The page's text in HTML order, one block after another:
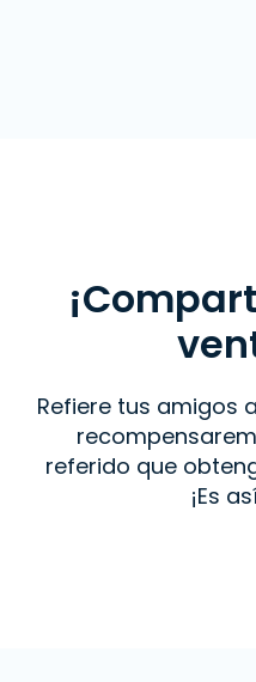
Refiere tus amigos
referido que
¡Es